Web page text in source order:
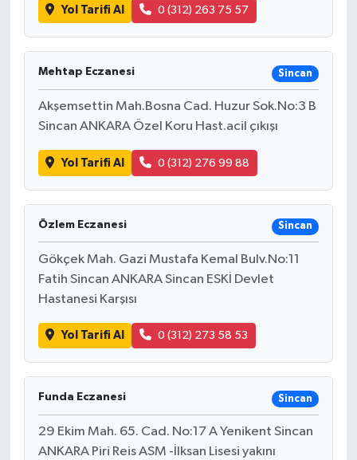
Yol Tarifi Al 0 (312) 263 75 57
Mehtap Eczanesi Sincan
Akşemsettin Mah.Bosna Cad. Huzur Sok.No:3 B
Sincan ANKARA Özel Koru Hast.acil çıkışı
Yol Tarifi Al 0 (312) 276 99 88
Özlem Eczanesi Sincan
Gökçek Mah. Gazi Mustafa Kemal Bulv.No:11
Fatih Sincan ANKARA Sincan ESKİ Devlet
Hastanesi Karşısı
Yol Tarifi Al 0 (312) 273 58 53
Funda Eczanesi Sincan
29 Ekim Mah. 65. Cad. No:17 A Yenikent Sincan
ANKARA Piri Reis ASM -İlksan Lisesi yakını
Malazgirt
Varto